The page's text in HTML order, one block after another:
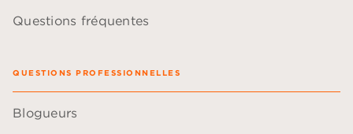
Questions fréquentes
QUESTIONS PROFESSIONNELLES
Blogueurs